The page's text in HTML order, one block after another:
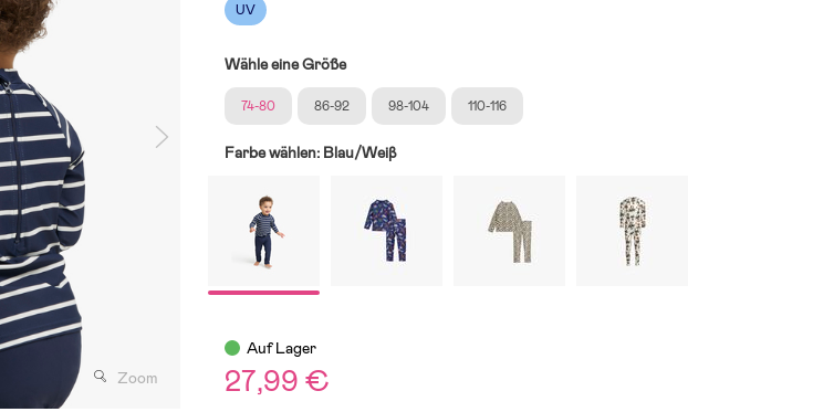
Zoom
UV
Wähle eine Größe
74-80 86-92 98-104 110-116
Farbe wählen: Blau/Weiβ
Auf Lager
27,99 €